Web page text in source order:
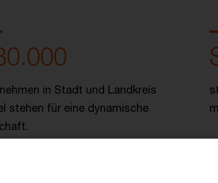
in Stadt und Landkreis
stehen für eine dynamische